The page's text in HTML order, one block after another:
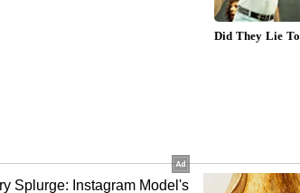
ಕೊಳಕು ಭಾವನೆ ಇದೆ ಎಂದು